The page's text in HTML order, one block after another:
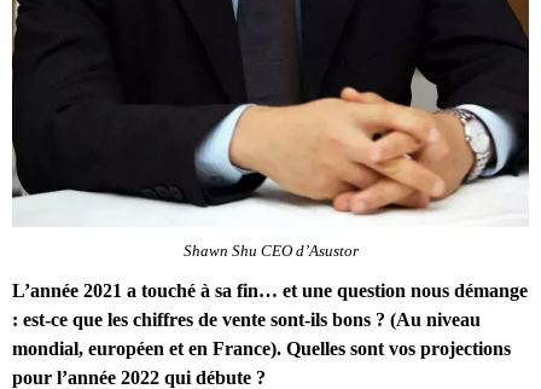
Shawn Shu CEO d’Asustor
L’année 2021 a touché à sa fin… et une question nous démange
: est-ce que les chiffres de vente sont-ils bons ? (Au niveau
mondial, européen et en France). Quelles sont vos projections
pour l’année 2022 qui débute ?